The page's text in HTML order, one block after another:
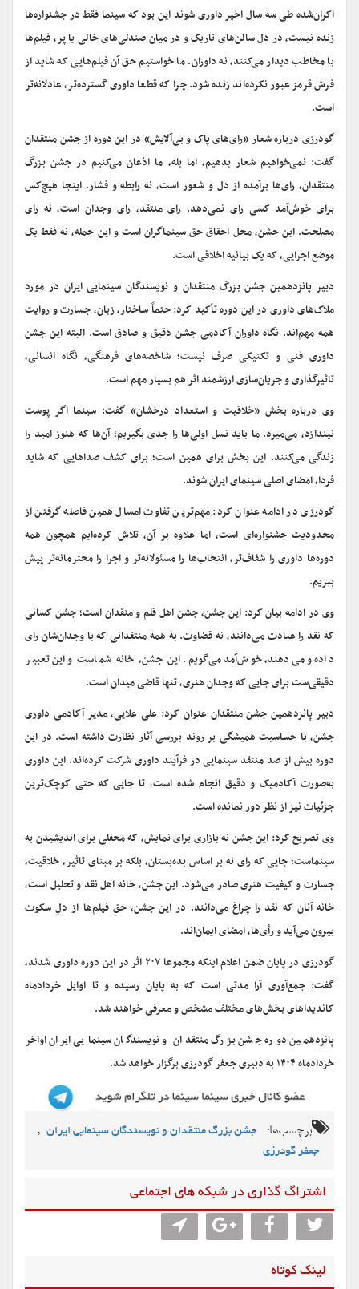
اکران‌شده طی سه سال اخیر داوری شوند این بود که سینما فقط در جشنواره‌ها
زنده نیست، در دل سالن‌های تاریک و در میان صندلی‌های خالی یا پر، فیلم‌ها
با مخاطب دیدار می‌کنند، نه داوران. ما خواستیم حق آن فیلم‌هایی که شاید از
فرش قرمز عبور نکرده‌اند زنده شود. چرا که قطعا داوری گسترده‌تر، عادلانه‌تر
است.
گودرزی درباره‌ شعار «رای‌های پاک و بی‌آلایش» در این دوره از جشن منتقدان
گفت: نمی‌خواهیم شعار بدهیم، اما بله، ما اذعان می‌کنیم در جشن بزرگ
منتقدان، رای‌ها برآمده از دل و شعور است، نه رابطه و فشار. اینجا هیچ‌کس
برای خوش‌آمد کسی رای نمی‌دهد. رای منتقد، رای وجدان است، نه رای
مصلحت. این جشن، محل احقاق حق سینماگران است و این جمله، نه فقط یک
موضع اجرایی، که یک بیانیه اخلاقی‌ است.
دبیر پانزدهمین جشن بزرگ منتقدان و نویسندگان سینمایی ایران در مورد
ملاک‌های داوری در این دوره تأکید کرد: حتماً ساختار، زبان، جسارت و روایت
همه مهم‌اند. نگاه داوران آکادمی جشن دقیق و صادق است. البته این جشن
داوری فنی و تکنیکی صرف نیست؛ شاخصه‌های فرهنگی، نگاه انسانی،
تاثیرگذاری و جریان‌سازی ارزشمند اثر هم بسیار مهم است.
وی درباره بخش «خلاقیت و استعداد درخشان» گفت: سینما اگر پوست
نیندازد، می‌میرد. ما باید نسل اولی‌ها را جدی بگیریم؛ آن‌ها که هنوز امید را
زندگی می‌کنند. این بخش برای همین است؛ برای کشف صداهایی که شاید
فردا، امضای اصلی سینمای ایران شوند.
گودرزی در ادامه عنوان کرد: مهم‌ترین تفاوت امسال همین فاصله گرفتن از
محدودیت جشنواره‌ای‌ است، اما علاوه بر آن، تلاش کرده‌ایم همچون همه
دوره‌ها داوری را شفاف‌تر، انتخاب‌ها را مسئولانه‌تر و اجرا را محترمانه‌تر پیش
ببریم.
وی در ادامه بیان کرد: این جشن، جشن اهل قلم و منقدان است؛ جشن کسانی
که نقد را عبادت می‌دانند، نه قضاوت. به همه‌ منتقدانی که با وجدان‌شان رای
داده و می‌دهند، خوش‌آمد می‌گویم. این جشن، خانه‌ شماست و این تعبیر
دقیقی‌ست برای جایی که وجدان هنری، تنها قاضی میدان است.
دبیر پانزدهمین جشن منتقدان عنوان کرد: علی علایی، مدیر آکادمی داوری
جشن، با حساسیت همیشگی بر روند بررسی آثار نظارت داشته است. در این
دوره بیش از صد منتقد سینمایی در فرآیند داوری شرکت کرده‌اند. این داوری
به‌صورت آکادمیک و دقیق انجام شده است، تا جایی که حتی کوچک‌ترین
جزئیات نیز از نظر دور نمانده است.
وی تصریح کرد: این جشن نه بازاری برای نمایش، که محفلی برای اندیشیدن به
سینماست؛ جایی که رای نه بر اساس بده‌بستان، بلکه بر مبنای تاثیر، خلاقیت،
جسارت و کیفیت هنری صادر می‌شود. این جشن، خانه‌ اهل نقد و تحلیل است،
خانه آنان که نقد را چراغ می‌دانند. در این جشن، حقِ فیلم‌ها از دلِ سکوت
بیرون می‌آید و رأی‌ها، امضای ایمان‌اند.
گودرزی در پایان ضمن اعلام اینکه مجموعا ۲۰۷ اثر در این دوره داوری شدند،
گفت: جمع‌آوری آرا مدتی است که به پایان رسیده و تا اوایل خردادماه
کاندیداهای بخش‌های مختلف مشخص و معرفی خواهند شد.
پانزدهمین دوره جشن بزرگ منتقدان و نویسندگان سینمایی ایران اواخر
خردادماه ۱۴۰۴ به دبیری جعفر گودرزی برگزار خواهد شد.
برچسب‌ها: جشن بزرگ منتقدان و نویسندگان سینمایی ایران ,
جعفر گودرزی
اشتراگ گذاری در شبکه های اجتماعی
لینک کوتاه